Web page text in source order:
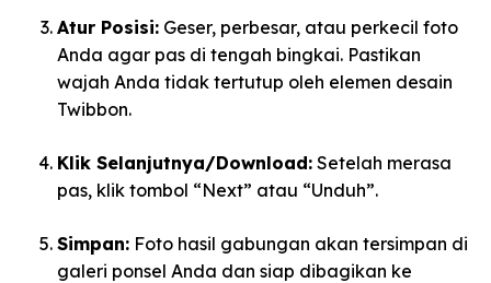
Atur Posisi: Geser, perbesar, atau perkecil foto
Anda agar pas di tengah bingkai. Pastikan
wajah Anda tidak tertutup oleh elemen desain
Twibbon.
Klik Selanjutnya/Download: Setelah merasa
pas, klik tombol “Next” atau “Unduh”.
Simpan: Foto hasil gabungan akan tersimpan di
galeri ponsel Anda dan siap dibagikan ke